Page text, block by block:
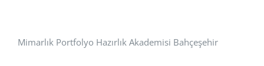
Mimarlık Portfolyo Hazırlık Akademisi Bahçeşehir